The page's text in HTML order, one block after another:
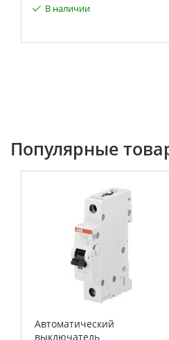
В наличии
Популярные
Автоматический
выключатель